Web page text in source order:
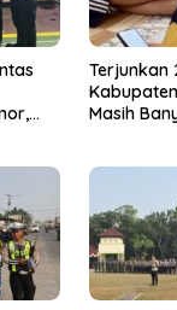
Terjunkan
Masih